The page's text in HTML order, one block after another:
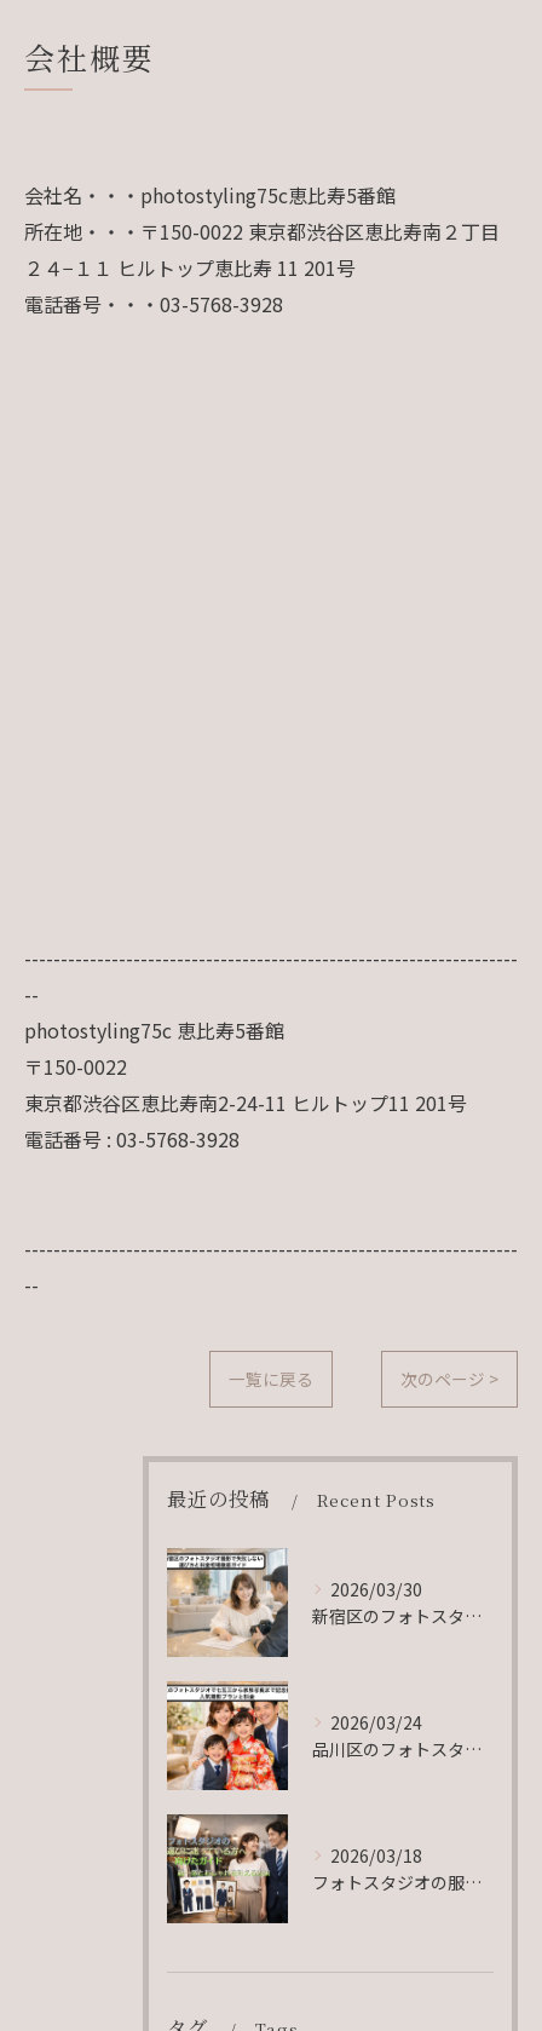
会社概要
会社名・・・photostyling75c恵比寿5番館
所在地・・・〒150-0022 東京都渋谷区恵比寿南２丁目
２４−１１ ヒルトップ恵比寿 11 201号
電話番号・・・03-5768-3928
--------------------------------------------------------------------
--
photostyling75c 恵比寿5番館
〒150-0022
東京都渋谷区恵比寿南2-24-11 ヒルトップ11 201号
電話番号 : 03-5768-3928
--------------------------------------------------------------------
--
一覧に戻る 次のページ >
最近の投稿 Recent Posts
2026/03/30
新宿区のフォトスタジオ撮影で失敗しない選び方と料金相場徹底ガイド
2026/03/24
品川区のフォトスタジオで七五三から家族写真まで記念撮影！人気撮影プランと料金
2026/03/18
フォトスタジオの服装選びに迷っている方へ向けたガイド・統一感とおしゃれを叶える方法